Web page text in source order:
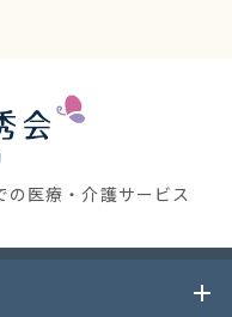
医療・介護サービス